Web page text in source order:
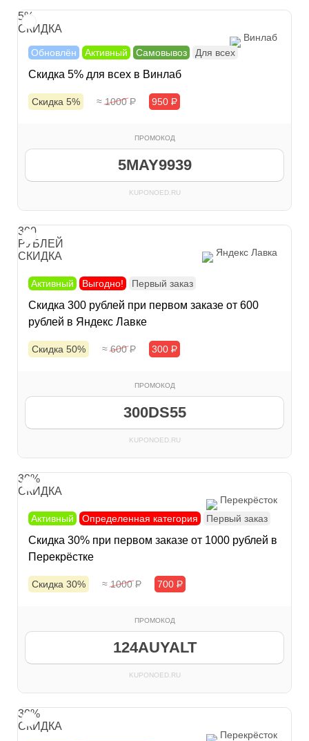
5%
СКИДКА
Винлаб
Обновлён
Активный Самовывоз Для всех
Скидка 5% для всех в Винлаб
Скидка 5% ≈ 1000Р 950 Р
ПРОМОКОД
5MAY9939
KUPONOED.RU
300
РУБЛЕЙ
СКИДКА
Яндекс Лавка
Активный Выгодно! Первый заказ
Скидка 300 рублей при первом заказе от 600
рублей в Яндекс Лавке
Скидка 50% ≈ 600Р 300 Р
ПРОМОКОД
300DS55
KUPONOED.RU
30%
СКИДКА
Перекрёсток
Активный
Определенная категория Первый заказ
Скидка 30% при первом заказе от 1000 рублей в
Перекрёстке
Скидка 30% ≈ 1000Р 700 Р
ПРОМОКОД
124AUYALT
KUPONOED.RU
30%
СКИДКА
Перекрёсток